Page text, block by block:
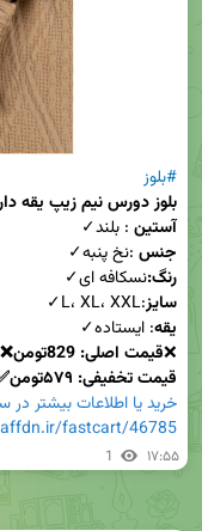
#بلوز
بلوز دورس نیم زیپ یقه
آستین : بلند✓
جنس :نخ پنبه✓
رنگ:نسکافه ای✓
سایز:L، XL، XXL✓
یقه
❌قیمت اصلی: 829تومن❌
قیمت تخفیفی: ۵۷۹تومن✅
خرید یا اطلاعات بیشتر در
fastcart/46785
1 ۱۷:۵۵